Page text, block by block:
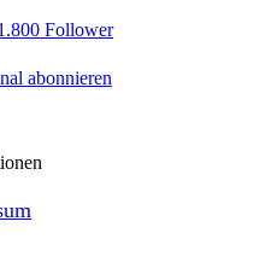
Follower
abonnieren